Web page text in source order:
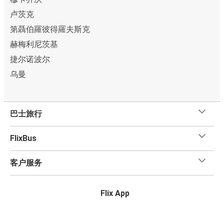
卢茨克
第聶伯羅彼得羅夫斯克
赫梅利尼茨基
捷尔诺波尔
乌曼
巴士旅行
FlixBus
客户服务
Flix App